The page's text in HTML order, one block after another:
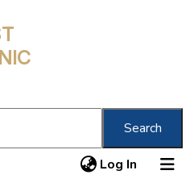
Search
Log In (current)